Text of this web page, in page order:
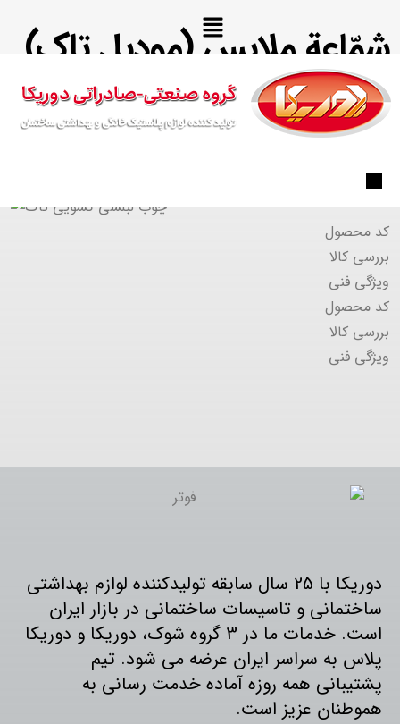
شمّاعة ملابس (موديل تاك)
کد محصول
بررسی کالا
ویژگی فنی
کد محصول
بررسی کالا
ویژگی فنی
دوریکا با 25 سال سابقه تولیدکننده لوازم بهداشتی
ساختمانی و تاسیسات ساختمانی در بازار ایران
است. خدمات ما در 3 گروه شوک، دوریکا و دوریکا
پلاس به سراسر ایران عرضه می شود. تیم
پشتیبانی همه روزه آماده خدمت رسانی به
هموطنان عزیز است.